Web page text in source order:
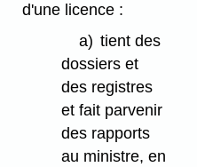
d'une licence :
a) tient des
dossiers et
des registres
et fait parvenir
des rapports
au ministre, en